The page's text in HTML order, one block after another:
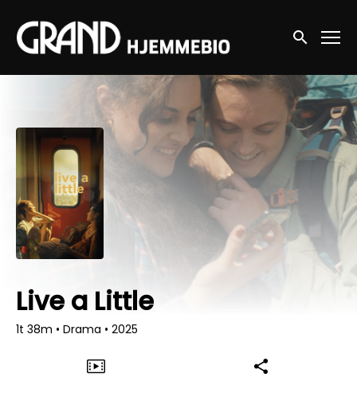
Accessibility Links
Søg nu
Live a Little
1t 38m • Drama • 2025